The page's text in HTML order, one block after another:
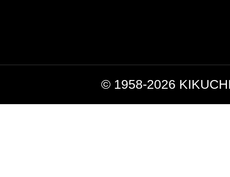
© 1958-2026